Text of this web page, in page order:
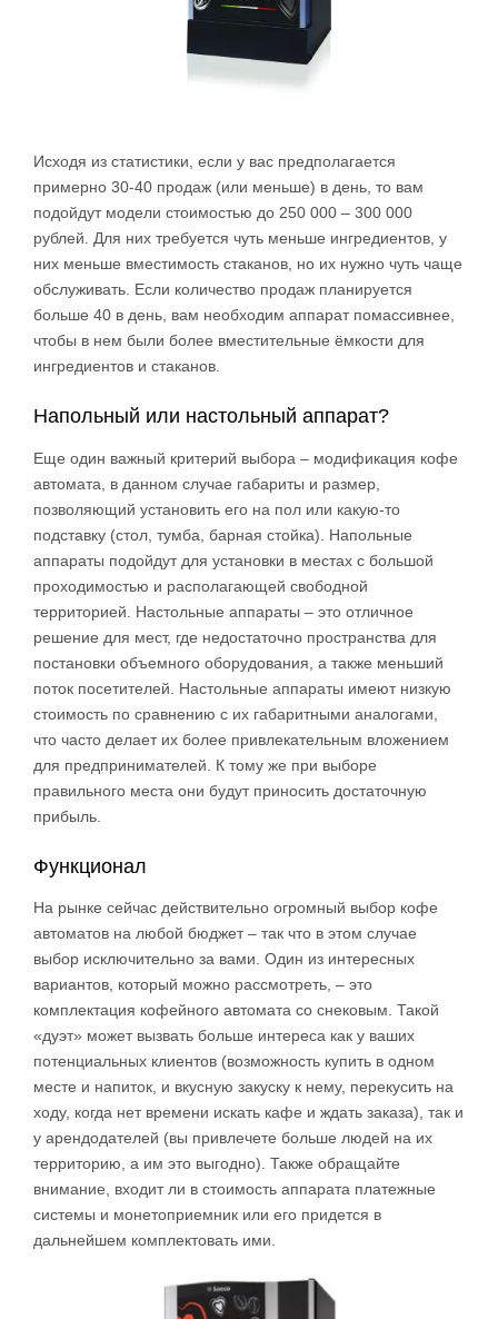
Исходя из статистики, если у вас предполагается
примерно 30-40 продаж (или меньше) в день, то вам
подойдут модели стоимостью до 250 000 – 300 000
рублей. Для них требуется чуть меньше ингредиентов, у
них меньше вместимость стаканов, но их нужно чуть чаще
обслуживать. Если количество продаж планируется
больше 40 в день, вам необходим аппарат помассивнее,
чтобы в нем были более вместительные ёмкости для
ингредиентов и стаканов.
Напольный или настольный аппарат?
Еще один важный критерий выбора – модификация кофе
автомата, в данном случае габариты и размер,
позволяющий установить его на пол или какую-то
подставку (стол, тумба, барная стойка). Напольные
аппараты подойдут для установки в местах с большой
проходимостью и располагающей свободной
территорией. Настольные аппараты – это отличное
решение для мест, где недостаточно пространства для
постановки объемного оборудования, а также меньший
поток посетителей. Настольные аппараты имеют низкую
стоимость по сравнению с их габаритными аналогами,
что часто делает их более привлекательным вложением
для предпринимателей. К тому же при выборе
правильного места они будут приносить достаточную
прибыль.
Функционал
На рынке сейчас действительно огромный выбор кофе
автоматов на любой бюджет – так что в этом случае
выбор исключительно за вами. Один из интересных
вариантов, который можно рассмотреть, – это
комплектация кофейного автомата со снековым. Такой
«дуэт» может вызвать больше интереса как у ваших
потенциальных клиентов (возможность купить в одном
месте и напиток, и вкусную закуску к нему, перекусить на
ходу, когда нет времени искать кафе и ждать заказа), так и
у арендодателей (вы привлечете больше людей на их
территорию, а им это выгодно). Также обращайте
внимание, входит ли в стоимость аппарата платежные
системы и монетоприемник или его придется в
дальнейшем комплектовать ими.